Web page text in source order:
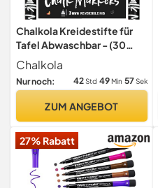
Chalkola Kreidestifte für
Tafel Abwaschbar - (30
Stifte, 3mm Kreidemarker)
Chalkola
Nur noch: 42Std 49Min 56Sek
ZUM ANGEBOT
27% Rabatt